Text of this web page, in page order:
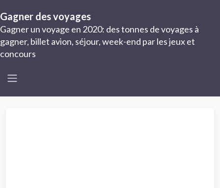
Gagner des voyages
Gagner un voyage en 2020: des tonnes de voyages à
gagner, billet avion, séjour, week-end par les jeux et
concours